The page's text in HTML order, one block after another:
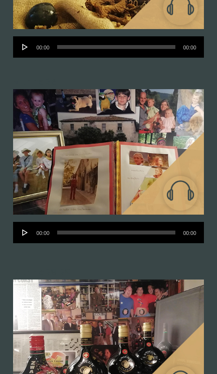
Audió
lejátszó
00:00 00:00
lejátszó
00:00 00:00